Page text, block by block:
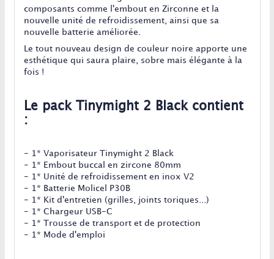
composants comme l'embout en Zirconne et la
nouvelle unité de refroidissement, ainsi que sa
nouvelle batterie améliorée.
Le tout nouveau design de couleur noire apporte une
esthétique qui saura plaire, sobre mais élégante à la
fois !
Le pack Tinymight 2 Black contient
:
- 1* Vaporisateur Tinymight 2 Black
- 1* Embout buccal en zircone 80mm
- 1* Unité de refroidissement en inox V2
- 1* Batterie Molicel P30B
- 1* Kit d'entretien (grilles, joints toriques...)
- 1* Chargeur USB-C
- 1* Trousse de transport et de protection
- 1* Mode d'emploi